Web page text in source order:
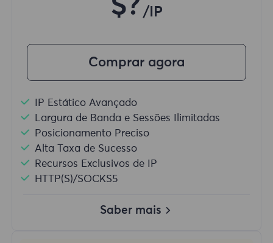
$? /IP
Comprar agora
IP Estático Avançado
Largura de Banda e Sessões Ilimitadas
Posicionamento Preciso
Alta Taxa de Sucesso
Recursos Exclusivos de IP
HTTP(S)/SOCKS5
Saber mais